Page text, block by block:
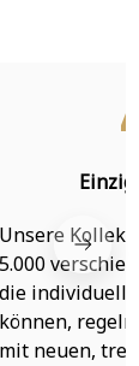
Unsere
5.000
die individuell
können,
mit neuen,